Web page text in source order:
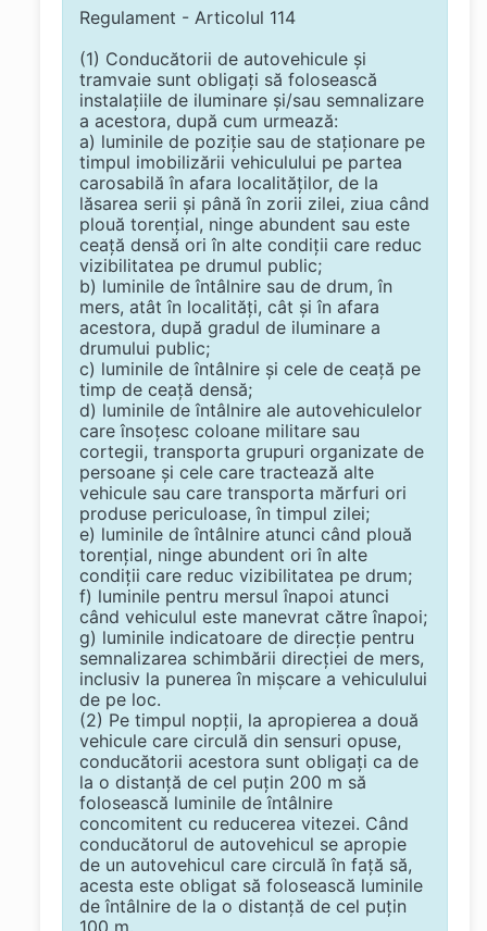
Regulament - Articolul 114
(1) Conducătorii de autovehicule şi
tramvaie sunt obligaţi să folosească
instalaţiile de iluminare şi/sau semnalizare
a acestora, după cum urmează:
a) luminile de poziţie sau de staţionare pe
timpul imobilizării vehiculului pe partea
carosabilă în afara localităţilor, de la
lăsarea serii şi până în zorii zilei, ziua când
plouă torenţial, ninge abundent sau este
ceaţă densă ori în alte condiţii care reduc
vizibilitatea pe drumul public;
b) luminile de întâlnire sau de drum, în
mers, atât în localităţi, cât şi în afara
acestora, după gradul de iluminare a
drumului public;
c) luminile de întâlnire şi cele de ceaţă pe
timp de ceaţă densă;
d) luminile de întâlnire ale autovehiculelor
care însoţesc coloane militare sau
cortegii, transporta grupuri organizate de
persoane şi cele care tractează alte
vehicule sau care transporta mărfuri ori
produse periculoase, în timpul zilei;
e) luminile de întâlnire atunci când plouă
torenţial, ninge abundent ori în alte
condiţii care reduc vizibilitatea pe drum;
f) luminile pentru mersul înapoi atunci
când vehiculul este manevrat către înapoi;
g) luminile indicatoare de direcţie pentru
semnalizarea schimbării direcţiei de mers,
inclusiv la punerea în mişcare a vehiculului
de pe loc.
(2) Pe timpul nopţii, la apropierea a două
vehicule care circulă din sensuri opuse,
conducătorii acestora sunt obligaţi ca de
la o distanţă de cel puţin 200 m să
folosească luminile de întâlnire
concomitent cu reducerea vitezei. Când
conducătorul de autovehicul se apropie
de un autovehicul care circulă în faţă să,
acesta este obligat să folosească luminile
de întâlnire de la o distanţă de cel puţin
100 m.